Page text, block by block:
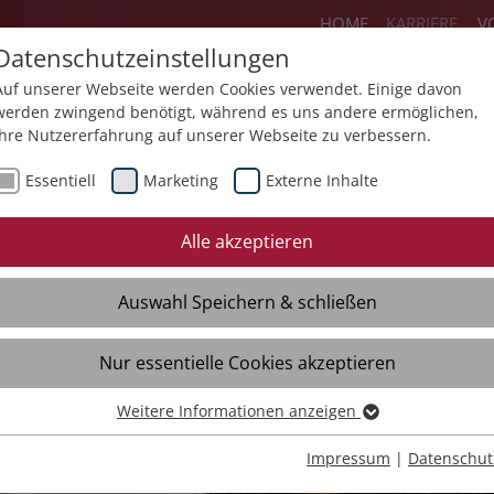
HOME KARRIERE
Flexteam Jobs Ausbildung
Initiativbewerbung Quereinstieg
Freie Stellen
Initiativbewerbung
Kontakt
Interviews
unserer Webseite werden Cookies verwendet. Einige davon
zwingend benötigt, während es uns andere ermöglichen,
Nutzererfahrung auf unserer Webseite zu verbessern.
Essentiell Marketing Externe Inhalte
Alle akzeptieren
Auswahl Speichern & schließen
Nur essentielle Cookies akzeptieren
Essentielle Cookies werden für grundlegende Funktionen der
Weitere Informationen anzeigen
Impressum |